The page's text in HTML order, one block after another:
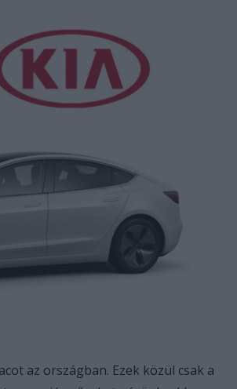
az országban. Ezek közül csak a